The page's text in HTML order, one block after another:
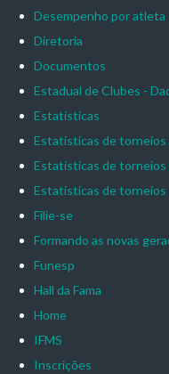
Desempenho por atleta
Diretoria
Documentos
Estadual de Clubes -
Estatísticas
Estatísticas de torneios
Estatísticas de torneios
Estatísticas de torneios
Filie-se
Formando as novas
Funesp
Hall da Fama
Home
IFMS
Inscrições